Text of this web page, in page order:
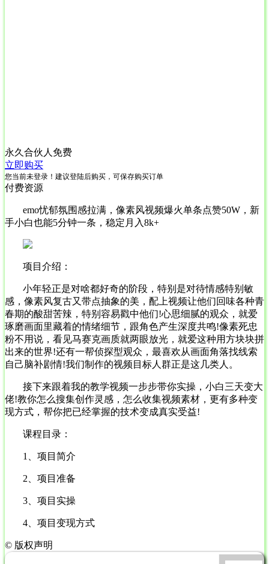
永久合伙人 免费
立即购买
您当前未登录！建议登陆后购买，可保存购买订单
付费资源
emo忧郁氛围感拉满，像素风视频爆火单条点赞50W，新
手小白也能5分钟一条，稳定月入8k+
项目介绍：
小年轻正是对啥都好奇的阶段，特别是对待情感特别敏
感，像素风复古又带点抽象的美，配上视频让他们回味各种青
春期的酸甜苦辣，特别容易戳中他们!心思细腻的观众，就爱
琢磨画面里藏着的情绪细节，跟角色产生深度共鸣!像素死忠
粉不用说，看见马赛克画质就两眼放光，就爱这种用方块块拼
出来的世界!还有一帮侦探型观众，最喜欢从画面角落找线索
自己脑补剧情!我们制作的视频目标人群正是这几类人。
接下来跟着我的教学视频一步步带你实操，小白三天变大
佬!教你怎么搜集创作灵感，怎么收集视频素材，更有多种变
现方式，帮你把已经掌握的技术变成真实受益!
课程目录：
1、项目简介
2、项目准备
3、项目实操
4、项目变现方式
© 版权声明